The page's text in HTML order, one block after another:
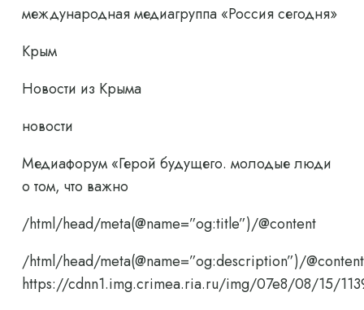
международная медиагруппа «Россия сегодня»
Крым
Новости из Крыма
новости
Медиафорум «Герой будущего. молодые люди
о том, что важно
/html/head/meta(@name=”og:title”)/@content
/html/head/meta(@name=”og:description”)/@content
https://cdnn1.img.crimea.ria.ru/img/07e8/08/15/